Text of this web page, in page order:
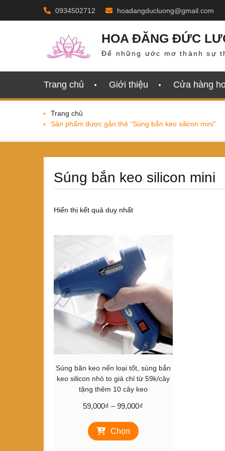
0934502712 hoadangducluong@gmail.com
HOA ĐĂNG ĐỨC
Để những ước mơ thành sự
Trang chủ Giới thiệu Cửa hàng
Trang chủ
Sản phẩm được gắn thẻ “Súng bắn keo silicon mini”
Súng bắn keo silicon mini
Hiển thị kết quả duy nhất
Súng băn keo nến loại tốt, súng bắn
keo silicon nhỏ to giá chỉ từ 59k/cây
tặng thêm 10 cây keo
59,000₫ – 99,000₫
Chọn
phẩm